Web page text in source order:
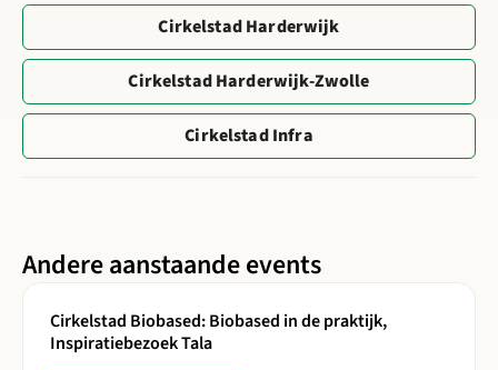
Cirkelstad Harderwijk
Cirkelstad Harderwijk-Zwolle
Cirkelstad Infra
Andere aanstaande events
Cirkelstad Biobased: Biobased in de praktijk,
Inspiratiebezoek Tala
Lees meer over Cirkelstad Biobased: Biobased in de